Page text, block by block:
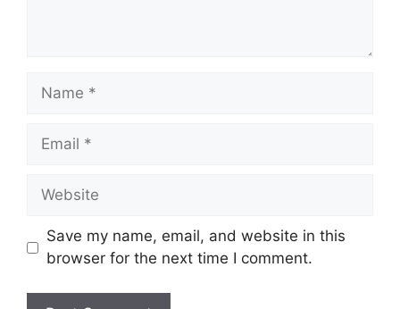
Name
Email
Website
Save my name, email, and website in this
browser for the next time I comment.